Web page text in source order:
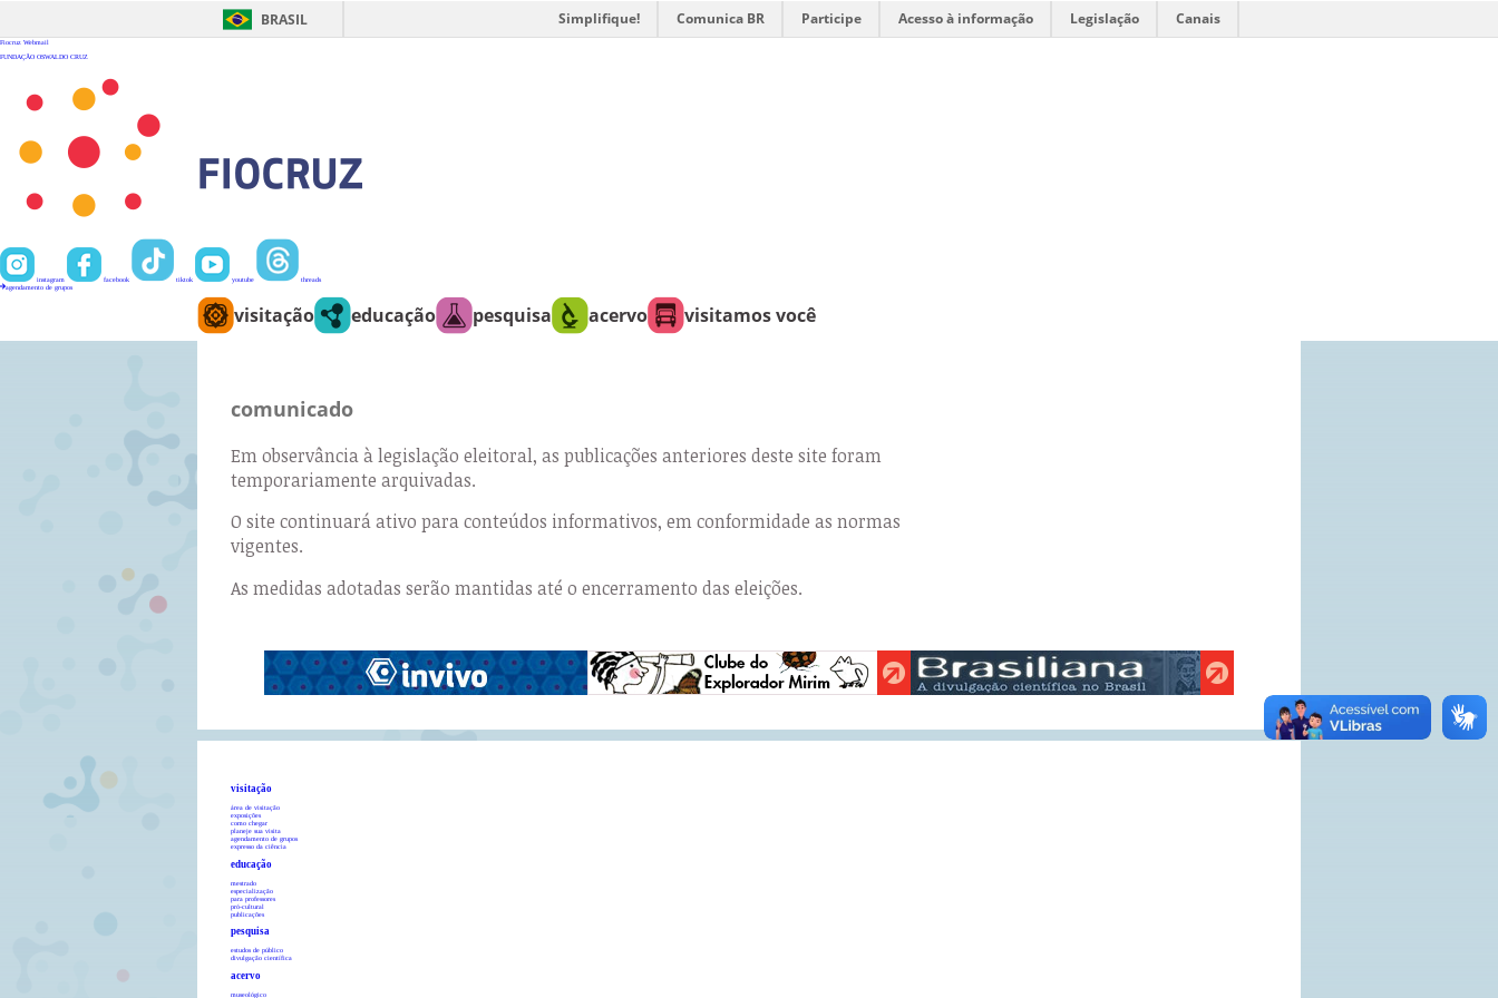
BRASIL Simplifique! Comunica BR Participe Acesso à informação Legislação Canais
Fiocruz Webmail
FUNDAÇÃO OSWALDO CRUZ
instagram facebook tiktok youtube
threads
agendamento de grupos
visitação educação pesquisa acervo visitamos você
comunicado
Em observância à legislação eleitoral, as publicações anteriores deste site foram
temporariamente arquivadas.
O site continuará ativo para conteúdos informativos, em conformidade as normas
vigentes.
As medidas adotadas serão mantidas até o encerramento das eleições.
visitação
área de visitação
exposições
como chegar
planeje sua visita
agendamento de grupos
expresso da ciência
educação
mestrado
especialização
para professores
pró-cultural
publicações
pesquisa
estudos de público
divulgação científica
acervo
museológico